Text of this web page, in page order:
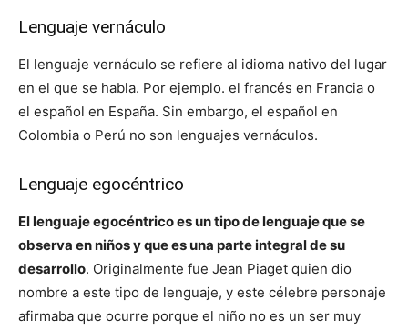
Lenguaje vernáculo
El lenguaje vernáculo se refiere al idioma nativo del lugar
en el que se habla. Por ejemplo. el francés en Francia o
el español en España. Sin embargo, el español en
Colombia o Perú no son lenguajes vernáculos.
Lenguaje egocéntrico
El lenguaje egocéntrico es un tipo de lenguaje que se
observa en niños y que es una parte integral de su
desarrollo. Originalmente fue Jean Piaget quien dio
nombre a este tipo de lenguaje, y este célebre personaje
afirmaba que ocurre porque el niño no es un ser muy